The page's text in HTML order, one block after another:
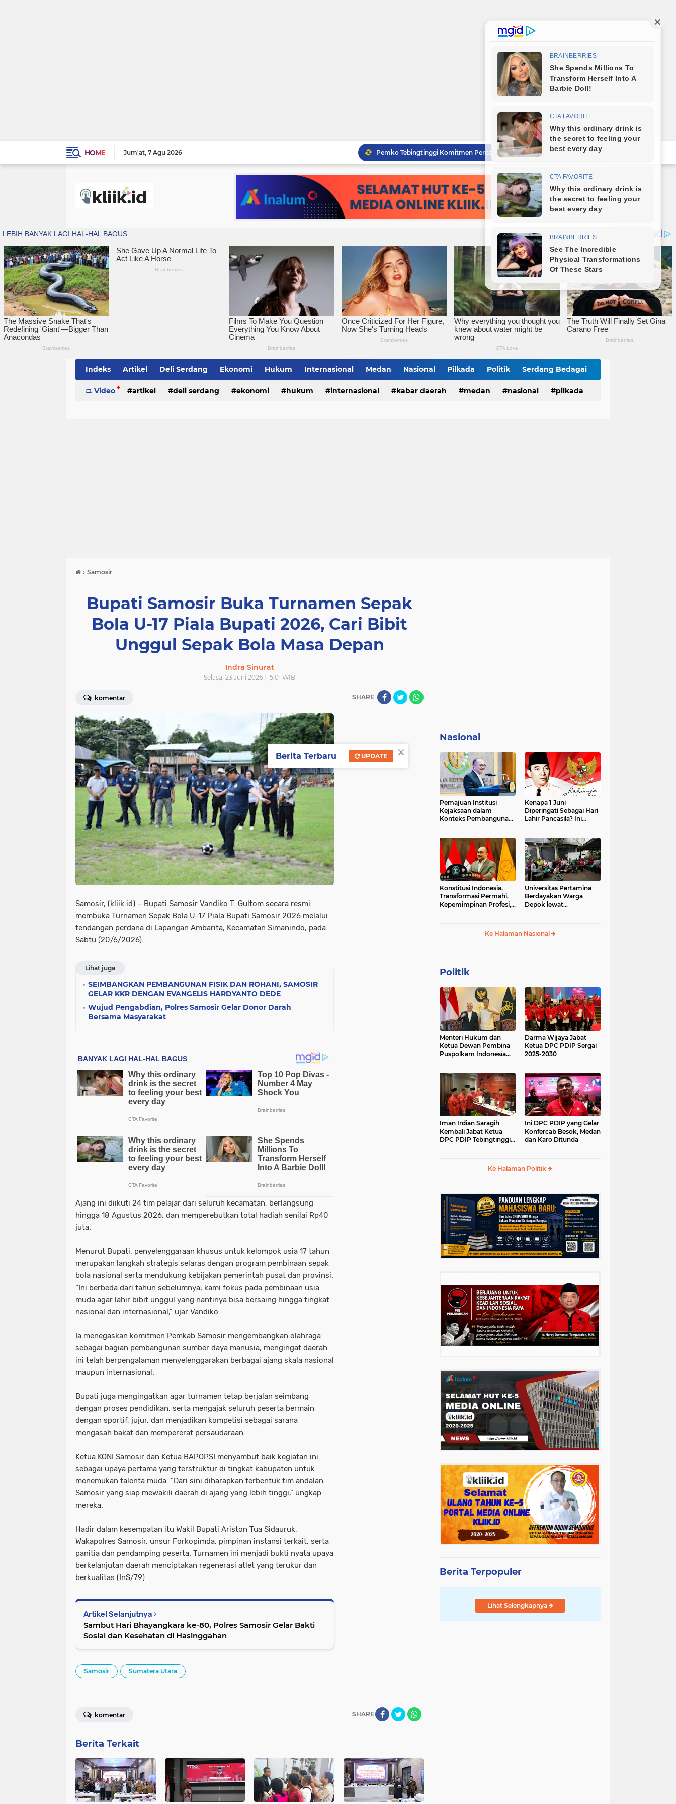
HOME Jum'at 7 Agu 2026
Pemko Tebingtinggi Komitmen Percepatan Turunkan Stunting
Wali Kota Tebingtinggi Tinjau Rumah Tidak Layak Huni, Warga Sampaikan Apresiasi
Wali Kota Dampingi Dandim 0204/DS Tinjau Kunjungan Taruna AKPOL di Sekolah Rakyat Tebingtinggi
Wali Kota Tebingtinggi Sampaikan Ranperda Pertanggungjawaban APBD 2025
Polrestabes Medan Musnahkan Barang Bukti Narkotika dan Barang Ilegal, Bukti Nyata Penegakan Hukum Secara Transparan
Lahirkan Generasi Bebas Stunting, Wali Kota Tebingtinggi Dorong Optimalisasi SP3 Catin
Wali Kota Tebingtinggi Hadiri Kampanye dan Germas, Ungkap Angka Stunting Turun
Indeks Artikel Deli Serdang Ekonomi Hukum Internasional Medan Nasional Pilkada Politik Serdang Bedagai
Simalungun Sumatera Utara Tebing Tinggi
Video artikel deli serdang ekonomi hukum internasional kabar daerah medan nasional pilkada
› Samosir
Bupati Samosir Buka Turnamen Sepak
Bola U-17 Piala Bupati 2026, Cari Bibit
Unggul Sepak Bola Masa Depan
Indra Sinurat
Selasa, 23 Juni 2026 | 15:01 WIB
komentar SHARE
Samosir, (kliik.id) – Bupati Samosir Vandiko T. Gultom secara resmi
membuka Turnamen Sepak Bola U-17 Piala Bupati Samosir 2026 melalui
tendangan perdana di Lapangan Ambarita, Kecamatan Simanindo, pada
Sabtu (20/6/2026).
Lihat juga
SEIMBANGKAN PEMBANGUNAN FISIK DAN ROHANI, SAMOSIR
GELAR KKR DENGAN EVANGELIS HARDYANTO DEDE
Wujud Pengabdian, Polres Samosir Gelar Donor Darah
Bersama Masyarakat
Ajang ini diikuti 24 tim pelajar dari seluruh kecamatan, berlangsung
hingga 18 Agustus 2026, dan memperebutkan total hadiah senilai Rp40
juta.
Menurut Bupati, penyelenggaraan khusus untuk kelompok usia 17 tahun
merupakan langkah strategis selaras dengan program pembinaan sepak
bola nasional serta mendukung kebijakan pemerintah pusat dan provinsi.
“Ini berbeda dari tahun sebelumnya; kami fokus pada pembinaan usia
muda agar lahir bibit unggul yang nantinya bisa bersaing hingga tingkat
nasional dan internasional,” ujar Vandiko.
Ia menegaskan komitmen Pemkab Samosir mengembangkan olahraga
sebagai bagian pembangunan sumber daya manusia, mengingat daerah
ini telah berpengalaman menyelenggarakan berbagai ajang skala nasional
maupun internasional.
Bupati juga mengingatkan agar turnamen tetap berjalan seimbang
dengan proses pendidikan, serta mengajak seluruh peserta bermain
dengan sportif, jujur, dan menjadikan kompetisi sebagai sarana
mengasah bakat dan mempererat persaudaraan.
Ketua KONI Samosir dan Ketua BAPOPSI menyambut baik kegiatan ini
sebagai upaya pertama yang terstruktur di tingkat kabupaten untuk
menemukan talenta muda. “Dari sini diharapkan terbentuk tim andalan
Samosir yang siap mewakili daerah di ajang yang lebih tinggi,” ungkap
mereka.
Hadir dalam kesempatan itu Wakil Bupati Ariston Tua Sidauruk,
Wakapolres Samosir, unsur Forkopimda, pimpinan instansi terkait, serta
panitia dan pendamping peserta. Turnamen ini menjadi bukti nyata upaya
berkelanjutan daerah menciptakan regenerasi atlet yang terukur dan
berkualitas.(InS/79)
Artikel Selanjutnya
Sambut Hari Bhayangkara ke-80, Polres Samosir Gelar Bakti
Sosial dan Kesehatan di Hasinggahan
Samosir Sumatera Utara
SHARE
komentar
Berita Terkait
Nasional
Pemajuan Institusi
Kejaksaan dalam
Konteks Pembangunan
Kenapa 1 Juni
Diperingati Sebagai Hari
Lahir Pancasila? Ini
Konstitusi Indonesia,
Transformasi Permahi,
Kepemimpinan Profesi,
Universitas Pertamina
Berdayakan Warga
Depok lewat
Ke Halaman Nasional
Politik
Menteri Hukum dan
Ketua Dewan Pembina
Puspolkam Indonesia
Beserta Agenda
Reformatif dan
Transformatif dalam
Pembangunan Negara
Hukum dan
Kelembagaan
Kementerian Hukum
Darma Wijaya Jabat
Ketua DPC PDIP Sergai
2025-2030
Iman Irdian Saragih
Kembali Jabat Ketua
DPC PDIP Tebingtinggi
Ini DPC PDIP yang Gelar
Konfercab Besok, Medan
dan Karo Ditunda
Ke Halaman Politik
Berita Terpopuler
Lihat Selengkapnya
×
Berita Terbaru UPDATE